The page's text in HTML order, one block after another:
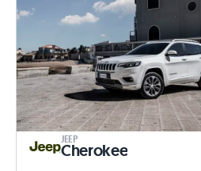
JEEP
Cherokee